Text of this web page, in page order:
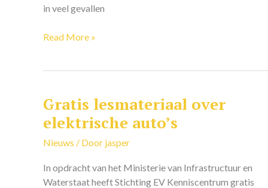
in veel gevallen
Read More »
Gratis lesmateriaal over
elektrische auto’s
Nieuws / Door jasper
In opdracht van het Ministerie van Infrastructuur en
Waterstaat heeft Stichting EV Kenniscentrum gratis
Gratis
lesmateriaal
over
elektrische